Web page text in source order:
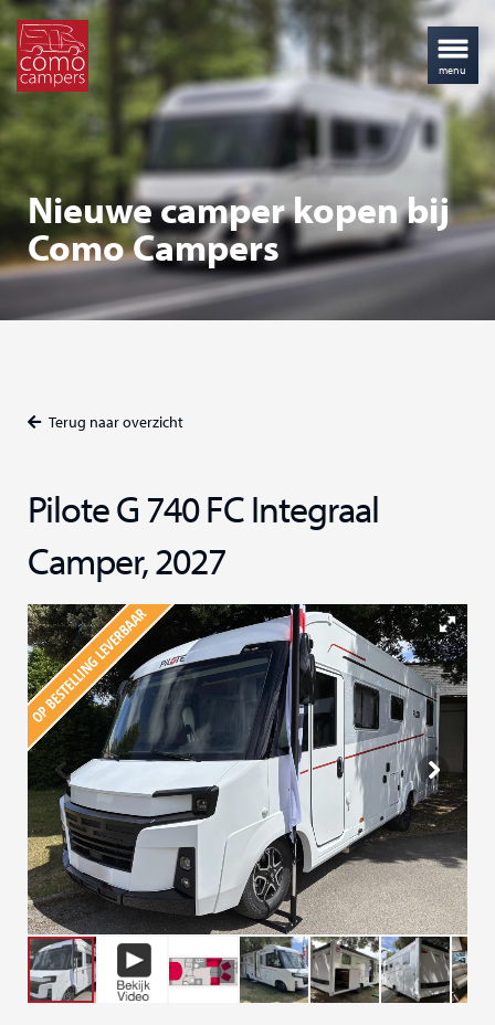
Nieuwe camper kopen bij
Como Campers
Terug naar overzicht
Pilote G 740 FC Integraal
Camper, 2027